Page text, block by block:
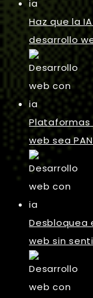
Haz que la
desarrollo
Plataformas
web sea PAN
Desbloquea
web sin